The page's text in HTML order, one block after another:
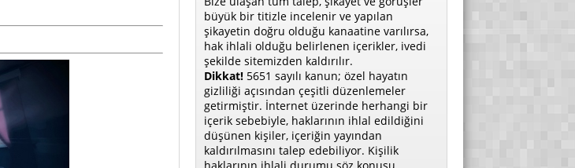
büyük bir titizle incelenir ve yapılan
şikayetin doğru olduğu kanaatine varılırsa,
hak ihlali olduğu belirlenen içerikler, ivedi
şekilde sitemizden kaldırılır.
Dikkat! 5651 sayılı kanun; özel hayatın
gizliliği açısından çeşitli düzenlemeler
getirmiştir. İnternet üzerinde herhangi bir
içerik sebebiyle, haklarının ihlal edildiğini
düşünen kişiler, içeriğin yayından
kaldırılmasını talep edebiliyor. Kişilik